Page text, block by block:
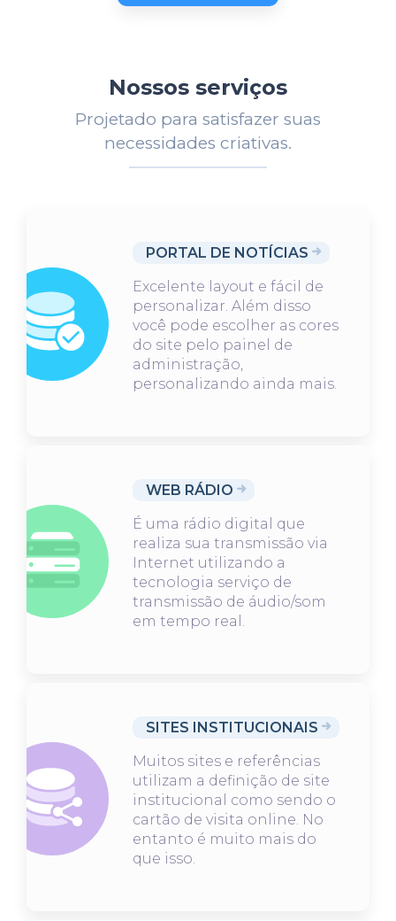
Nossos serviços
Projetado para satisfazer suas
necessidades criativas.
PORTAL DE NOTÍCIAS
Excelente layout e fácil de
personalizar. Além disso
você pode escolher as cores
do site pelo painel de
administração,
personalizando ainda mais.
WEB RÁDIO
É uma rádio digital que
realiza sua transmissão via
Internet utilizando a
tecnologia serviço de
transmissão de áudio/som
em tempo real.
SITES INSTITUCIONAIS
Muitos sites e referências
utilizam a definição de site
institucional como sendo o
cartão de visita online. No
entanto é muito mais do
que isso.